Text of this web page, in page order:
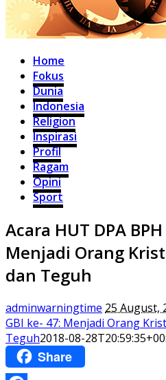
Home
Fokus
Dunia
Indonesia
Religion
Inspirasi
Profil
Ragam
Opini
Sport
Acara HUT DPA
Menjadi Orang
dan Teguh
adminwarningtime 25 August,
GBI ke- 47: Menjadi Orang
Teguh2018-08-
Share